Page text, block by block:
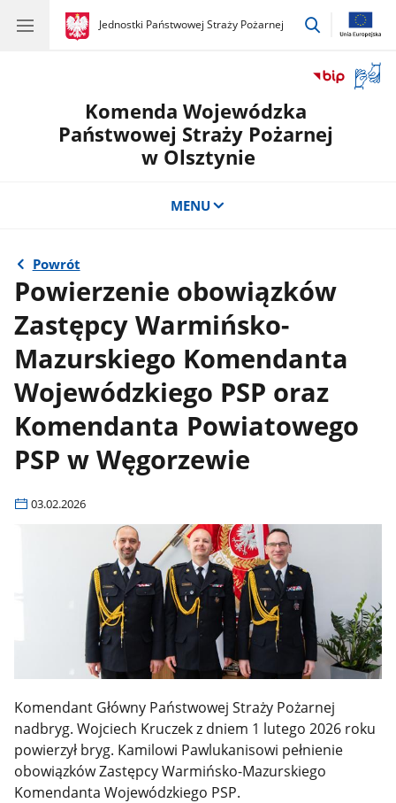
gov.pl
Jednostki Państwowej Straży Pożarnej
gov.pl
Jednostki
przejdź
okno
Komenda Wojewódzka
Państwowej Straży Pożarnej
w Olsztynie
MENU
Powrót
Powierzenie obowiązków
Zastępcy Warmińsko-
Mazurskiego Komendanta
Wojewódzkiego PSP oraz
Komendanta Powiatowego
PSP w Węgorzewie
03.02.2026
Komendant Główny Państwowej Straży Pożarnej
nadbryg. Wojciech Kruczek z dniem 1 lutego 2026 roku
powierzył bryg. Kamilowi Pawlukanisowi pełnienie
obowiązków Zastępcy Warmińsko-Mazurskiego
Komendanta Wojewódzkiego PSP.